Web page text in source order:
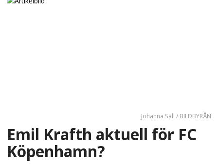
Johanna Säll / BILDBYRÅN
Emil Krafth aktuell för FC
Köpenhamn?